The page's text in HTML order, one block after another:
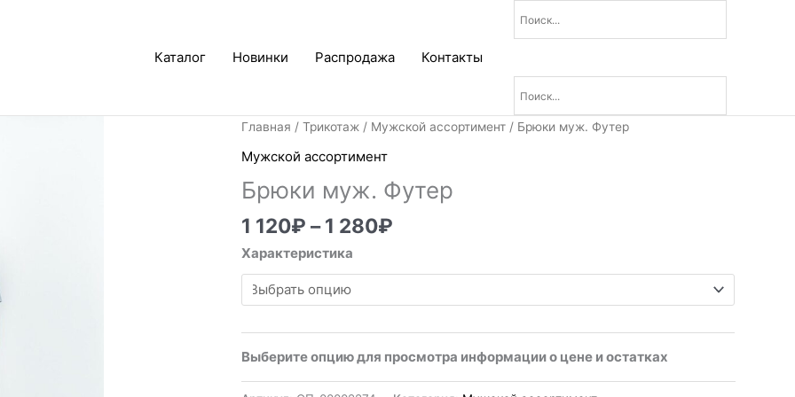
Каталог Новинки Распродажа Контакты
Главная /Трикотаж / Мужской ассортимент / Брюки муж. Футер
Мужской ассортимент
Брюки муж. Футер
1 120₽ – 1 280₽
Диапазон
120₽
Характеристика
Выберите опцию для просмотра информации о цене и остатках